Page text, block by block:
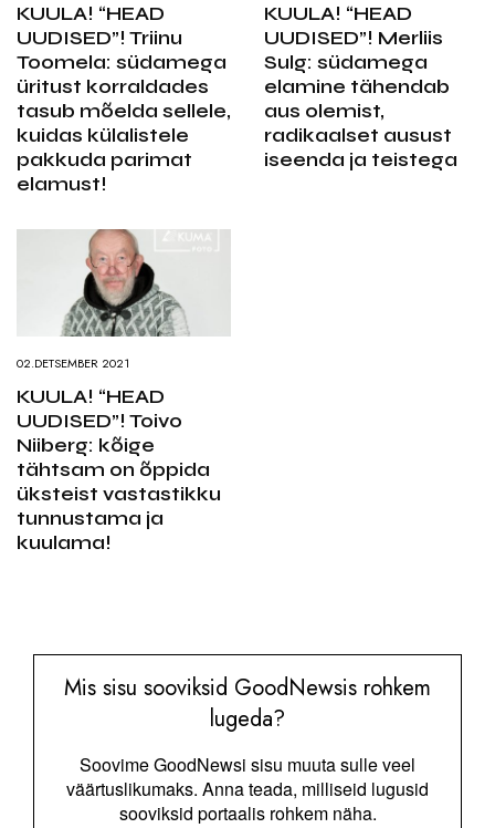
KUULA! “HEAD
UUDISED”! Triinu
Toomela: südamega
üritust korraldades
tasub mõelda sellele,
kuidas külalistele
pakkuda parimat
elamust!
KUULA! “HEAD
UUDISED”! Merliis
Sulg: südamega
elamine tähendab
aus olemist,
radikaalset ausust
iseenda ja teistega
02.DETSEMBER 2021
KUULA! “HEAD
UUDISED”! Toivo
Niiberg: kõige
tähtsam on õppida
üksteist vastastikku
tunnustama ja
kuulama!
Mis sisu sooviksid GoodNewsis rohkem
lugeda?
Soovime GoodNewsi sisu muuta sulle veel
väärtuslikumaks. Anna teada, milliseid lugusid
sooviksid portaalis rohkem näha.